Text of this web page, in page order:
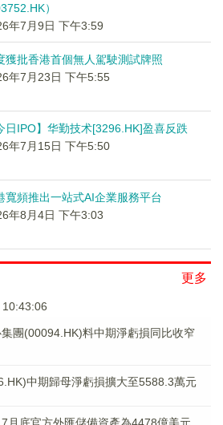
）
年7月9日 下午3:59
獲批香港首個無人駕駛測試牌照
年7月23日 下午5:55
日IPO】华勤技术[3296.HK]盈喜反跌
年7月15日 下午5:50
寬頻推出一站式AI企業服務平台
年8月4日 下午3:03
更多
集團(00094.HK)料中期淨虧損同比收窄
中期歸母淨虧損擴大至5588.3萬元